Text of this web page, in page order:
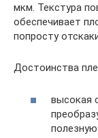
мкм. Текстура
обеспечивает
попросту
Достоинства
высокая